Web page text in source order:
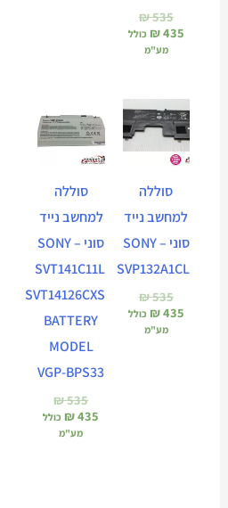
₪535
₪435
כולל
מע"מ
סוללה
למחשב נייד
סוני – SONY
SVP132A1CL
₪535
המחיר
המקורי
היה:
₪ 535.
₪435
המחיר
הנוכחי
הוא:
₪ 435.
כולל
מע"מ
סוללה
למחשב נייד
סוני – SONY
SVT141C11L
SVT14126CXS
BATTERY
MODEL
VGP-BPS33
₪535
המקורי
היה:
₪435
הנוכחי
הוא:
כולל
מע"מ